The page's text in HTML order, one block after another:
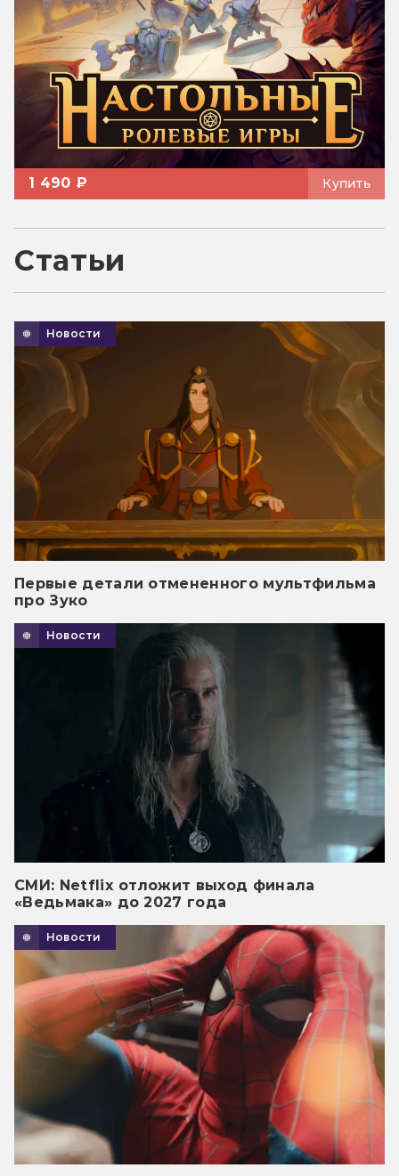
1 490 ₽ Купить
Статьи
Новости
Первые детали отмененного мультфильма
про Зуко
Новости
СМИ: Netflix отложит выход финала
«Ведьмака» до 2027 года
Новости